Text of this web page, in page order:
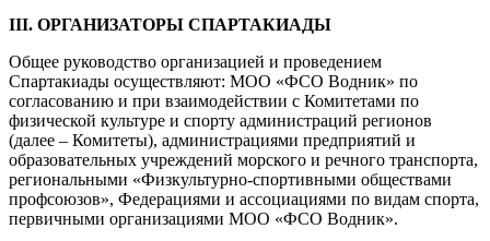
III. ОРГАНИЗАТОРЫ СПАРТАКИАДЫ
Общее руководство организацией и проведением
Спартакиады осуществляют: МОО «ФСО Водник» по
согласованию и при взаимодействии с Комитетами по
физической культуре и спорту администраций регионов
(далее – Комитеты), администрациями предприятий и
образовательных учреждений морского и речного транспорта,
региональными «Физкультурно-спортивными обществами
профсоюзов», Федерациями и ассоциациями по видам спорта,
первичными организациями МОО «ФСО Водник».